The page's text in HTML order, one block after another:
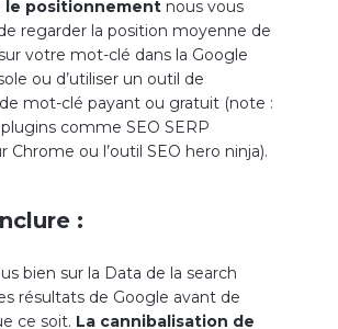
le positionnementnous vous
regarder la position moyenne de
votre mot-clé dans la Google
ou d’utiliser un outil de
mot-clé payant ou gratuit (note :
comme SEO SERP
Chrome ou l’outil SEO hero ninja).
:
bien sur la Data de la search
résultats de Google avant de
ce soit. La cannibalisation de